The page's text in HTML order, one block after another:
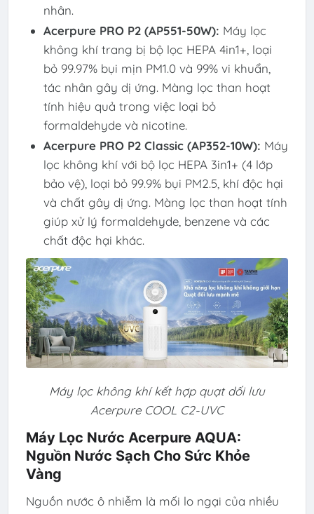
nhân.
Acerpure PRO P2 (AP551-50W): Máy lọc
không khí trang bị bộ lọc HEPA 4in1+, loại
bỏ 99.97% bụi mịn PM1.0 và 99% vi khuẩn,
tác nhân gây dị ứng. Màng lọc than hoạt
tính hiệu quả trong việc loại bỏ
formaldehyde và nicotine.
Acerpure PRO P2 Classic (AP352-10W): Máy
lọc không khí với bộ lọc HEPA 3in1+ (4 lớp
bảo vệ), loại bỏ 99.9% bụi PM2.5, khí độc hại
và chất gây dị ứng. Màng lọc than hoạt tính
giúp xử lý formaldehyde, benzene và các
chất độc hại khác.
Máy lọc không khí kết hợp quạt dối lưu
Acerpure COOL C2-UVC
Máy Lọc Nước Acerpure AQUA:
Nguồn Nước Sạch Cho Sức Khỏe
Vàng
Nguồn nước ô nhiễm là mối lo ngại của nhiều